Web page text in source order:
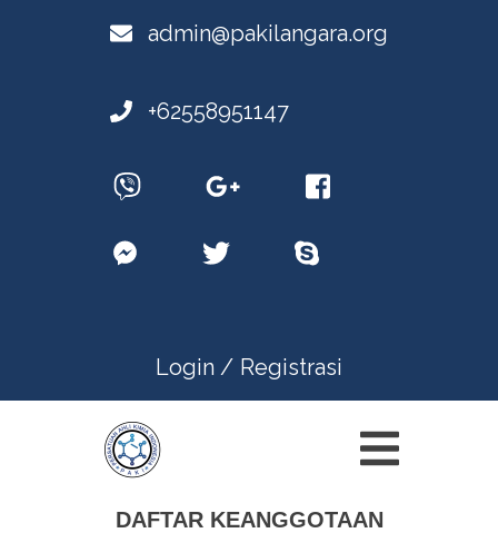
admin@pakilangara.org
+62558951147
Login / Registrasi
DAFTAR KEANGGOTAAN